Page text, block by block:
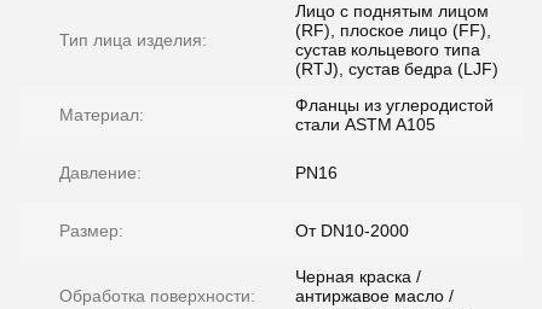
Тип лица изделия:
Лицо с поднятым лицом
(RF), плоское лицо (FF),
сустав кольцевого типа
(RTJ), сустав бедра (LJF)
Материал:
Фланцы из углеродистой
стали ASTM A105
Давление: PN16
Размер: От DN10-2000
Обработка поверхности:
Черная краска /
антиржавое масло /